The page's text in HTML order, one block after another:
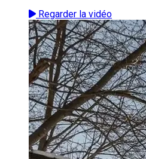
Regarder la vidéo